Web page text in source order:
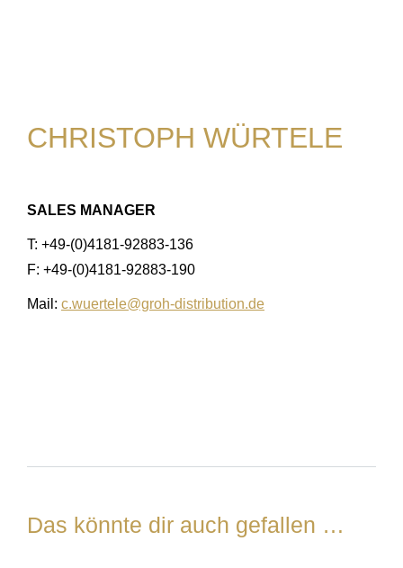
CHRISTOPH WÜRTELE
SALES MANAGER
T: +49-(0)4181-92883-136
F: +49-(0)4181-92883-190
Mail: c.wuertele@groh-distribution.de
Das könnte dir auch gefallen …